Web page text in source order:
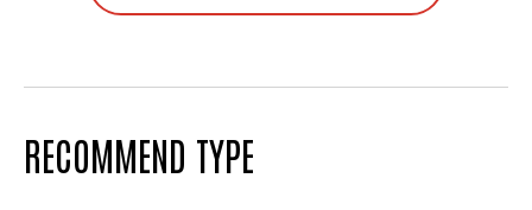
RECOMMEND TYPE